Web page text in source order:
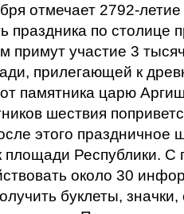
отмечает 2792-летие
праздника по столице
примут участие 3
прилегающей к
памятника царю
шествия
этого праздничное
площади Республики. С
около 30
буклеты,